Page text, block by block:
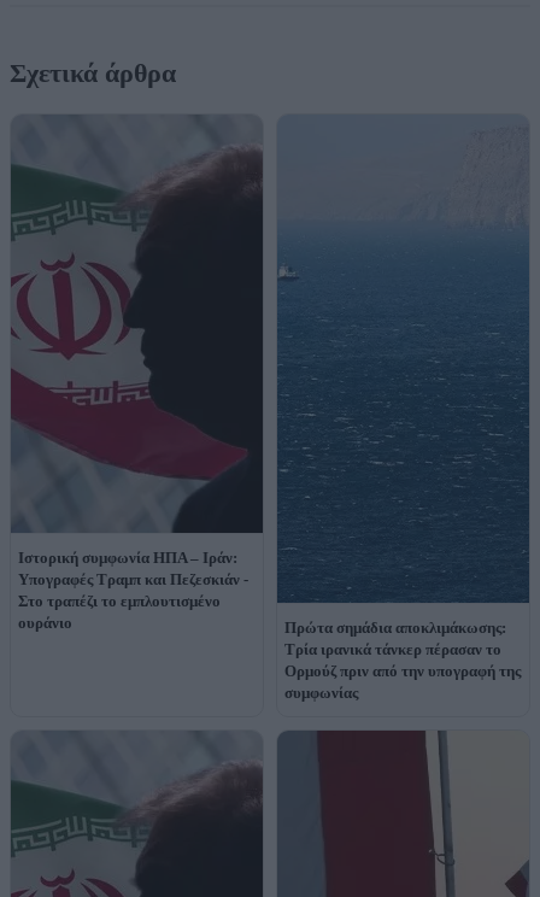
Σχετικά άρθρα
Ιστορική συμφωνία ΗΠΑ – Ιράν:
Υπογραφές Τραμπ και Πεζεσκιάν -
Στο τραπέζι το εμπλουτισμένο
ουράνιο
Πρώτα σημάδια αποκλιμάκωσης:
Τρία ιρανικά τάνκερ πέρασαν το
Ορμούζ πριν από την υπογραφή της
συμφωνίας